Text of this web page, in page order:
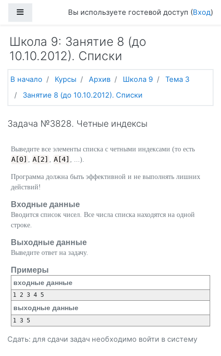
Боковая панельВы используете гостевой доступ (Вход)
Школа 9: Занятие 8 (до
10.10.2012). Списки
В начало Курсы Архив Школа 9
Тема 3
Занятие 8 (до 10.10.2012). Списки
Задача №3828. Четные индексы
Выведите все элементы списка с четными индексами (то есть
A[0] , A[2] , A[4] , ...).
Программа должна быть эффективной и не выполнять лишних
действий!
Входные данные
Вводится список чисел. Все числа списка находятся на одной
строке.
Выходные данные
Выведите ответ на задачу.
Примеры
входные данные
выходные данные
Сдать: для сдачи задач необходимо войти в систему